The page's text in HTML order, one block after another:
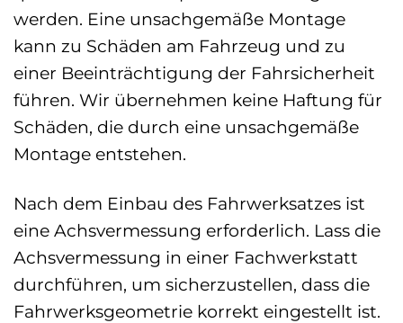
werden. Eine unsachgemäße Montage
kann zu Schäden am Fahrzeug und zu
einer Beeinträchtigung der Fahrsicherheit
führen. Wir übernehmen keine Haftung für
Schäden, die durch eine unsachgemäße
Montage entstehen.
Nach dem Einbau des Fahrwerksatzes ist
eine Achsvermessung erforderlich. Lass die
Achsvermessung in einer Fachwerkstatt
durchführen, um sicherzustellen, dass die
Fahrwerksgeometrie korrekt eingestellt ist.